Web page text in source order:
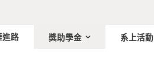
進路 獎助學金 系上活動